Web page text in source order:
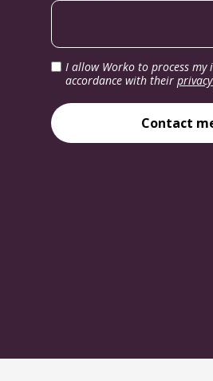
I allow Worko to process
accordance with their
Contact